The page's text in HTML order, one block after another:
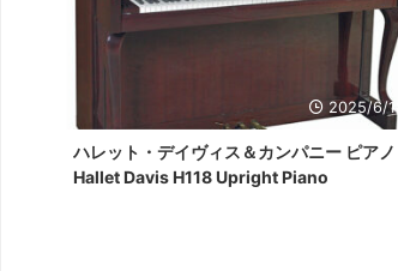
2025/6/18
ハレット・デイヴィス＆カンパニー ピアノ
Hallet Davis H118 Upright Piano